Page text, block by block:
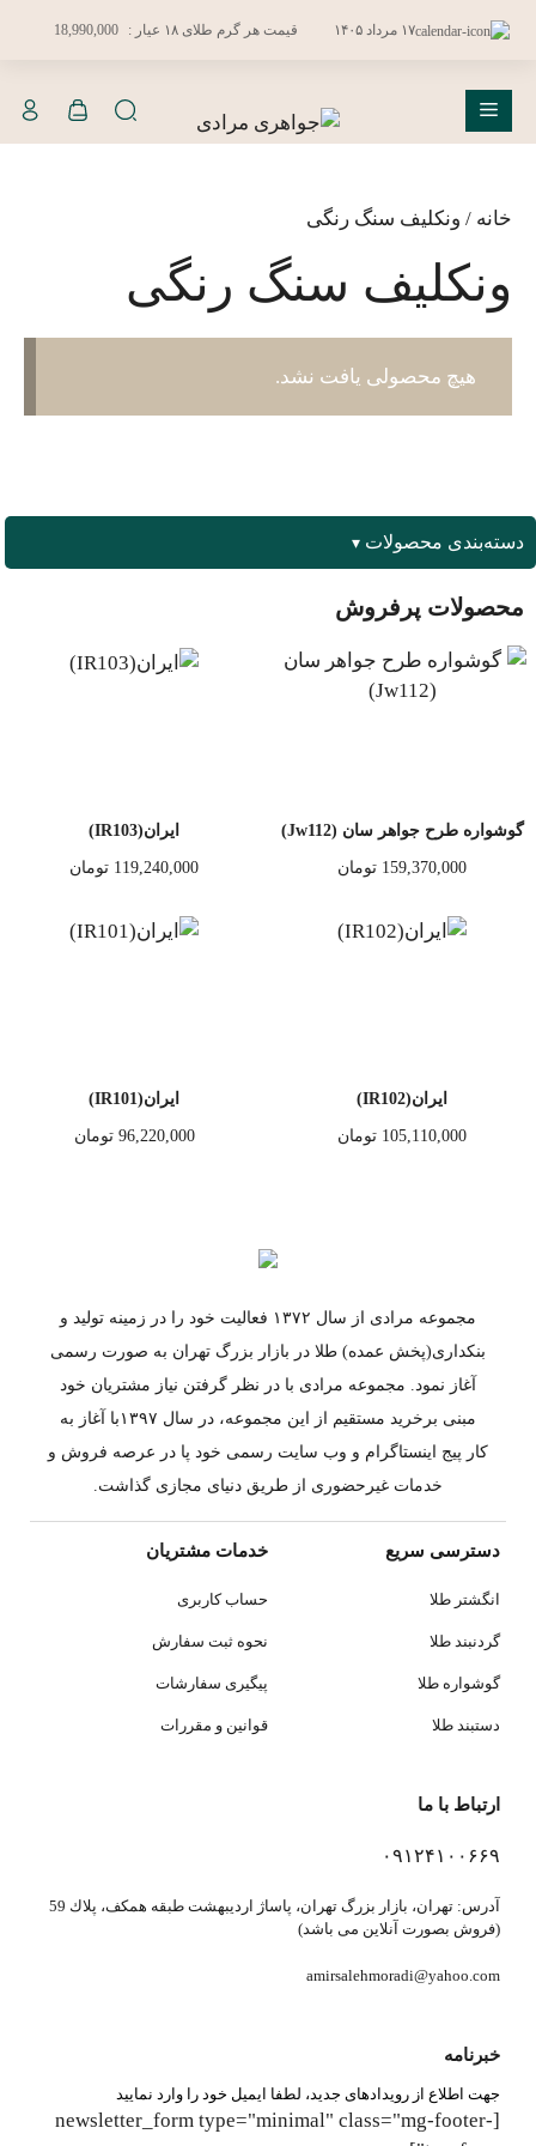
۱۷ مرداد ۱۴۰۵ قیمت هر گرم طلای ۱۸ عیار : 18,990,000
فهرست
خانه / ونکلیف سنگ رنگی
ونکلیف سنگ رنگی
هیچ محصولی یافت نشد.
دسته‌بندی محصولات
محصولات پرفروش
گوشواره طرح جواهر سان (Jw112)
159,370,000 تومان
ایران(IR103)
119,240,000 تومان
ایران(IR102)
105,110,000 تومان
ایران(IR101)
96,220,000 تومان
مجموعه مرادی از سال ۱۳۷۲ فعالیت خود را در زمینه تولید و
بنکداری(پخش عمده) طلا در بازار بزرگ تهران به صورت رسمی
آغاز نمود. مجموعه مرادی با در نظر گرفتن نیاز مشتریان خود
مبنی برخرید مستقیم از این مجموعه، در سال ۱۳۹۷با آغاز به
کار پیج اینستاگرام و وب سایت رسمی خود پا در عرصه فروش و
خدمات غیرحضوری از طریق دنیای مجازی گذاشت.
دسترسی سریع
انگشتر طلا
گردنبند طلا
گوشواره طلا
دستبند طلا
خدمات مشتریان
حساب کاربری
نحوه ثبت سفارش
پیگیری سفارشات
قوانین و مقررات
ارتباط با ما
۰۹۱۲۴۱۰۰۶۶۹
آدرس: تهران، بازار بزرگ تهران، پاساژ ارديبهشت طبقه همكف، پلاك 59
(فروش بصورت آنلاین می باشد)
amirsalehmoradi@yahoo.com
خبرنامه
جهت اطلاع از رویدادهای جدید، لطفا ایمیل خود را وارد نمایید
[newsletter_form type="minimal" class="mg-footer-